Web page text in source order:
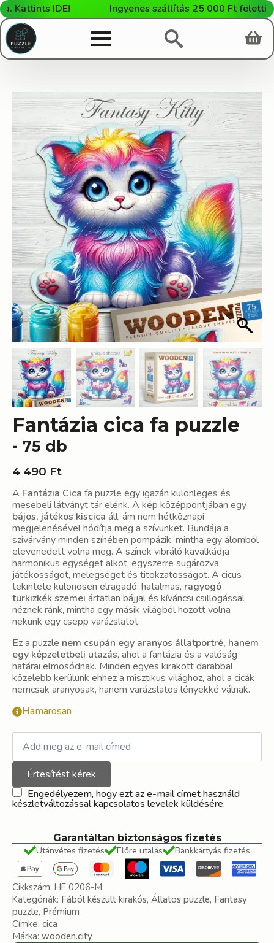
IDE! Ingyenes szállítás 25 000 Ft feletti
Fantázia cica fa puzzle
- 75 db
4 490 Ft
A Fantázia Cica fa puzzle egy igazán különleges és
mesebeli látványt tár elénk. A kép középpontjában egy
bájos, játékos kiscica áll, ám nem hétköznapi
megjelenésével hódítja meg a szívünket. Bundája a
szivárvány minden színében pompázik, mintha egy álomból
elevenedett volna meg. A színek vibráló kavalkádja
harmonikus egységet alkot, egyszerre sugározva
játékosságot, melegséget és titokzatosságot. A cicus
tekintete különösen elragadó: hatalmas, ragyogó
türkizkék szemei ártatlan bájjal és kíváncsi csillogással
néznek ránk, mintha egy másik világból hozott volna
nekünk egy csepp varázslatot.
Ez a puzzle nem csupán egy aranyos állatportré, hanem
egy képzeletbeli utazás, ahol a fantázia és a valóság
határai elmosódnak. Minden egyes kirakott darabbal
közelebb kerülünk ehhez a misztikus világhoz, ahol a cicák
nemcsak aranyosak, hanem varázslatos lényekké válnak.
Hamarosan
Értesítést kérek
Engedélyezem, hogy ezt az e-mail címet használd
készletváltozással kapcsolatos levelek küldésére.
Garantáltan biztonságos fizetés
Utánvétes fizetés
Előre utalás Bankkártyás fizetés
Cikkszám: HE 0206-M
Kategóriák: Fából készült kirakós, Állatos puzzle, Fantasy
puzzle, Prémium
Címke: cica
Márka: wooden.city